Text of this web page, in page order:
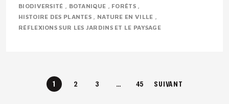
flore méditerranéenne, elle défend depuis..
BIODIVERSITÉ
BOTANIQUE
FORÊTS
HISTOIRE DES PLANTES
NATURE EN VILLE
RÉFLEXIONS SUR LES JARDINS ET LE PAYSAGE
1 2 3 … 45 SUIVANT